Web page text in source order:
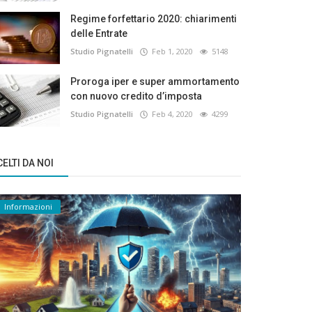
Regime forfettario 2020: chiarimenti
delle Entrate
Studio Pignatelli Feb 1, 2020 5148
Proroga iper e super ammortamento
con nuovo credito d’imposta
Studio Pignatelli Feb 4, 2020 4299
DA NOI
Informazioni